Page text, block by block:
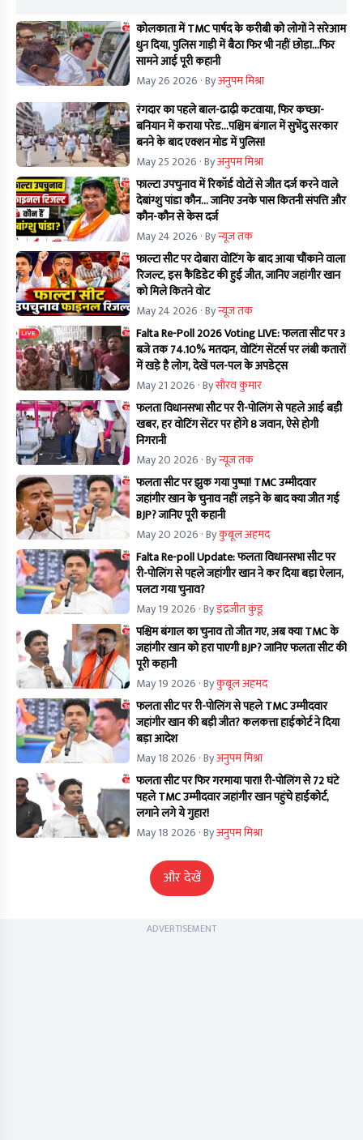
कोलकाता में TMC पार्षद के करीबी को लोगों ने सरेआम
धुन दिया, पुलिस गाड़ी में बैठा फिर भी नहीं छोड़ा...फिर
सामने आई पूरी कहानी
May 26 2026 · Byअनुपम मिश्रा
रंगदार का पहले बाल-ढाढ़ी कटवाया, फिर कच्छा-
बनियान में कराया परेड...पश्चिम बंगाल में सुभेंदु सरकार
बनने के बाद एक्शन मोड में पुलिस!
May 25 2026 · Byअनुपम मिश्रा
फाल्टा उपचुनाव में रिकॉर्ड वोटों से जीत दर्ज करने वाले
देबांग्शु पांडा कौन… जानिए उनके पास कितनी संपत्ति और
कौन-कौन से केस दर्ज
May 24 2026 · Byन्यूज तक
फाल्टा सीट पर दोबारा वोटिंग के बाद आया चौंकाने वाला
रिजल्ट, इस कैंडिडेट की हुई जीत, जानिए जहांगीर खान
को मिले कितने वोट
May 24 2026 · Byन्यूज तक
Falta Re-Poll 2026 Voting LIVE: फलता सीट पर 3
बजे तक 74.10% मतदान, वोटिंग सेंटर्स पर लंबी कतारों
में खड़े है लोग, देखें पल-पल के अपडेट्स
May 21 2026 · Byसौरव कुमार
फलता विधानसभा सीट पर री-पोलिंग से पहले आई बड़ी
खबर, हर वोटिंग सेंटर पर होंगे 8 जवान, ऐसे होगी
निगरानी
May 20 2026 · Byन्यूज तक
फलता सीट पर झुक गया पुष्पा! TMC उम्मीदवार
जहांगीर खान के चुनाव नहीं लड़ने के बाद क्या जीत गई
BJP? जानिए पूरी कहानी
May 20 2026 · Byकुबूल अहमद
Falta Re-poll Update: फलता विधानसभा सीट पर
री-पोलिंग से पहले जहांगीर खान ने कर दिया बड़ा ऐलान,
पलटा गया चुनाव?
May 19 2026 · Byइंद्रजीत कुंडू
पश्चिम बंगाल का चुनाव तो जीत गए, अब क्या TMC के
जहांगीर खान को हरा पाएगी BJP? जानिए फलता सीट की
पूरी कहानी
May 19 2026 · Byकुबूल अहमद
फलता सीट पर री-पोलिंग से पहले TMC उम्मीदवार
जहांगीर खान की बड़ी जीत? कलकत्ता हाईकोर्ट ने दिया
बड़ा आदेश
May 18 2026 · Byअनुपम मिश्रा
फलता सीट पर फिर गरमाया पारा! री-पोलिंग से 72 घंटे
पहले TMC उम्मीदवार जहांगीर खान पहुंचे हाईकोर्ट,
लगाने लगे ये गुहार!
May 18 2026 · Byअनुपम मिश्रा
और देखें
ADVERTISEMENT